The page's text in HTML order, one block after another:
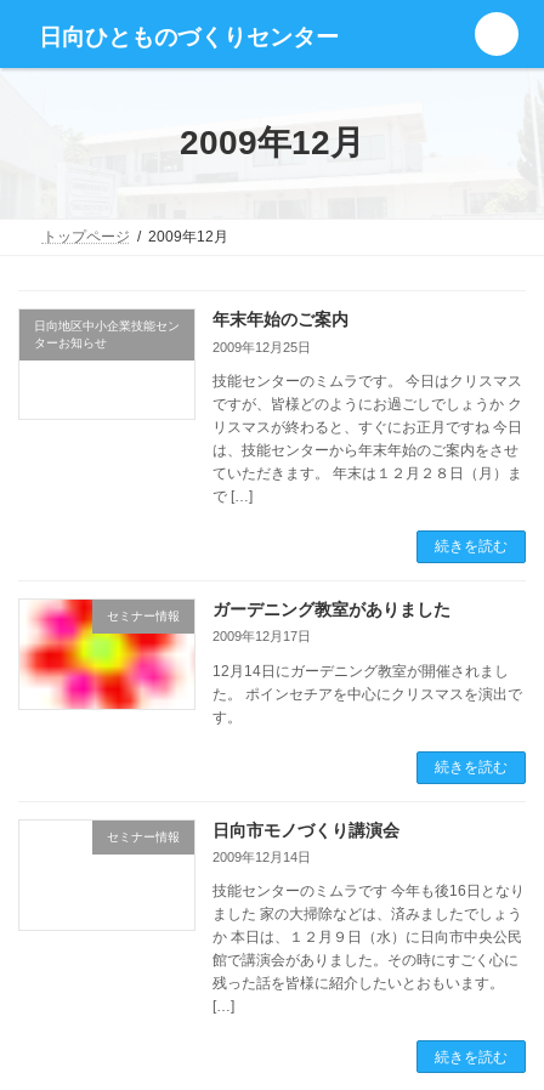
ン
ー
日向ひとものづくりセンター
ー
2009年12月
トップページ 2009年12月
日向地区中小企業技能セン
ターお知らせ
年末年始のご案内
2009年12月25日
技能センターのミムラです。 今日はクリスマス
ですが、皆様どのようにお過ごしでしょうか ク
リスマスが終わると、すぐにお正月ですね 今日
は、技能センターから年末年始のご案内をさせ
ていただきます。 年末は１２月２８日（月）ま
で […]
続きを読む
セミナー情報 ガーデニング教室がありました
2009年12月17日
12月14日にガーデニング教室が開催されまし
た。 ポインセチアを中心にクリスマスを演出で
す。
続きを読む
セミナー情報 日向市モノづくり講演会
2009年12月14日
技能センターのミムラです 今年も後16日となり
ました 家の大掃除などは、済みましたでしょう
か 本日は、１２月９日（水）に日向市中央公民
館で講演会がありました。その時にすごく心に
残った話を皆様に紹介したいとおもいます。
[…]
続きを読む